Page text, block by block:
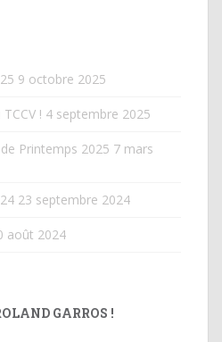
9 octobre 2025
! 4 septembre 2025
Printemps 2025 7 mars
23 septembre 2024
août 2024
GARROS !